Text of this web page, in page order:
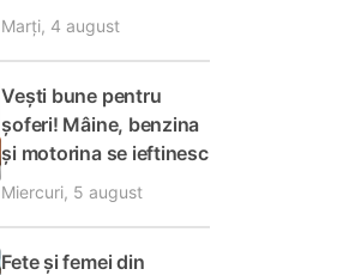
Marți, 4 august
Vești bune pentru
șoferi! Mâine, benzina
și motorina se ieftinesc
Miercuri, 5 august
Fete și femei din